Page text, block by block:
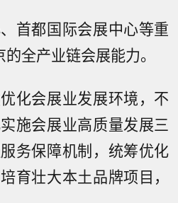
首都国际会展中心等重
全产业链会展能力。
化会展业发展环境，不
施会展业高质量发展三
务保障机制，统筹优化
育壮大本土品牌项目，